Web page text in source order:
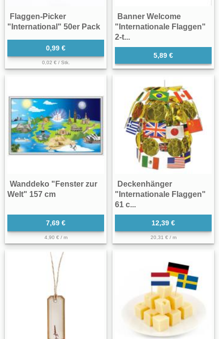
Flaggen-Picker
"International" 50er Pack
0,99 €
0,02 € / Stk.
Banner Welcome
"Internationale Flaggen"
2-t...
5,89 €
Wanddeko "Fenster zur
Welt" 157 cm
7,69 €
4,90 € / m
Deckenhänger
"Internationale Flaggen"
61 c...
12,39 €
20,31 € / m